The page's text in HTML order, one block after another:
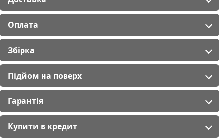
Оплата
Збірка
Підйом на поверх
Гарантія
Купити в кредит